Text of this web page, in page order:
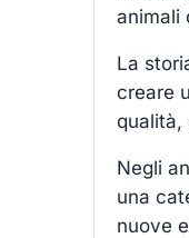
animali
La
creare
qualità,
Negli
una
nuove